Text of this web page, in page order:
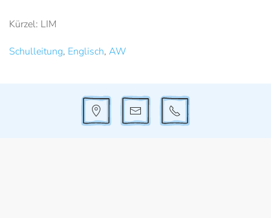
Kürzel: LIM
Schulleitung, Englisch, AW